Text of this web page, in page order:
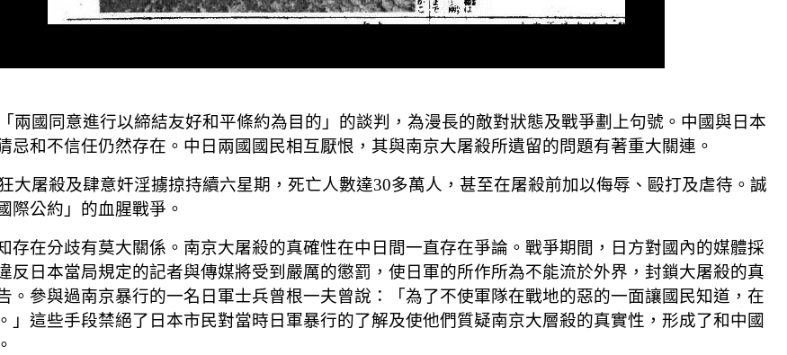
兩國同意進行以締結友好和平條約為目的」的談判，為漫長的敵對狀態及戰爭劃上句號。中國與日本
和不信任仍然存在。中日兩國國民相互厭恨，其與南京大屠殺所遺留的問題有著重大關連。
大屠殺及肆意奸淫擄掠持續六星期，死亡人數達30多萬人，甚至在屠殺前加以侮辱、毆打及虐待。誠
際公約」的血腥戰爭。
在分歧有莫大關係。南京大屠殺的真確性在中日間一直存在爭論。戰爭期間，日方對國內的媒體採
日本當局規定的記者與傳媒將受到嚴厲的懲罰，使日軍的所作所為不能流於外界，封鎖大屠殺的真
參與過南京暴行的一名日軍士兵曾根一夫曾說：「為了不使軍隊在戰地的惡的一面讓國民知道，在
這些手段禁絕了日本市民對當時日軍暴行的了解及使他們質疑南京大層殺的真實性，形成了和中國